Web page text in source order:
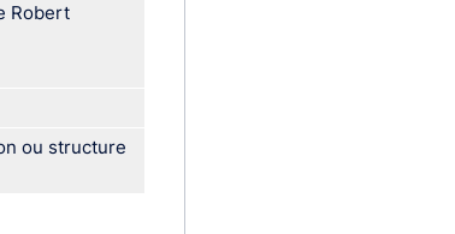
Robert
ou structure